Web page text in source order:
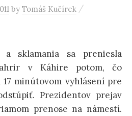
by Tomáš Kučírek /
a sklamania sa preniesla
v Káhire potom, čo
minútovom vyhlásení pre
Prezidentov prejav
prenose na námestí.